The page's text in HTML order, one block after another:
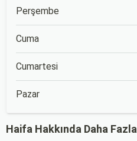
Perşembe
Cuma
Cumartesi
Pazar
Haifa Hakkında Daha Fazla